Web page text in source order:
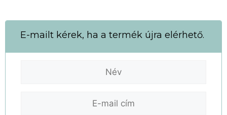
E-mailt kérek, ha a termék újra elérhető.